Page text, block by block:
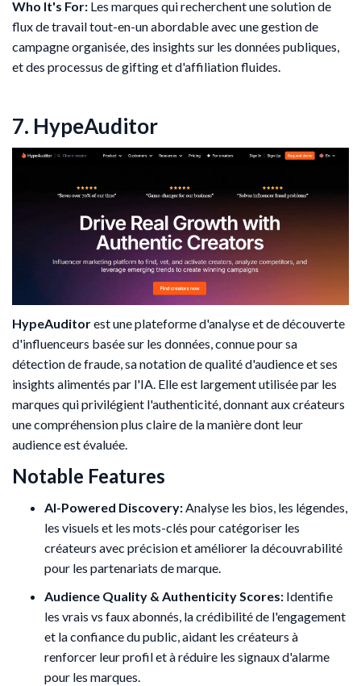
Who It's For: Les marques qui recherchent une solution de
flux de travail tout-en-un abordable avec une gestion de
campagne organisée, des insights sur les données publiques,
et des processus de gifting et d'affiliation fluides.
7. HypeAuditor
HypeAuditorest une plateforme d'analyse et de découverte
d'influenceurs basée sur les données, connue pour sa
détection de fraude, sa notation de qualité d'audience et ses
insights alimentés par l'IA. Elle est largement utilisée par les
marques qui privilégient l'authenticité, donnant aux créateurs
une compréhension plus claire de la manière dont leur
audience est évaluée.
Notable Features
AI-Powered Discovery:Analyse les bios, les légendes,
les visuels et les mots-clés pour catégoriser les
créateurs avec précision et améliorer la découvrabilité
pour les partenariats de marque.
Audience Quality & Authenticity Scores: Identifie
les vrais vs faux abonnés, la crédibilité de l'engagement
et la confiance du public, aidant les créateurs à
renforcer leur profil et à réduire les signaux d'alarme
pour les marques.